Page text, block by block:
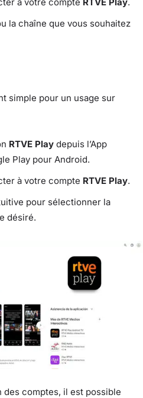
la chaîne que vous souhaitez
simple pour un usage sur
RTVE Play depuis l’App
Play pour Android.
à votre compte RTVE Play.
pour sélectionner la
désiré.
des comptes, il est possible